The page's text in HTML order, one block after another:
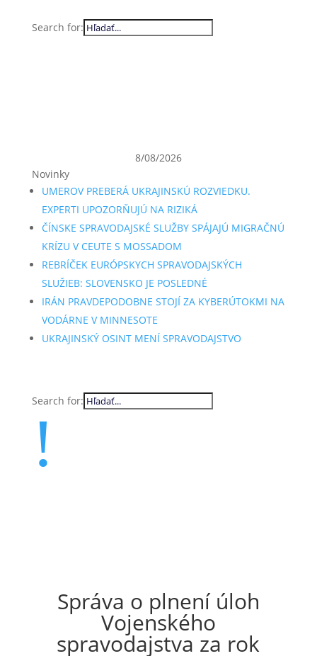
Search for:
8/08/2026
Novinky
UMEROV PREBERÁ UKRAJINSKÚ ROZVIEDKU.
EXPERTI UPOZORŇUJÚ NA RIZIKÁ
ČÍNSKE SPRAVODAJSKÉ SLUŽBY SPÁJAJÚ MIGRAČNÚ
KRÍZU V CEUTE S MOSSADOM
REBRÍČEK EURÓPSKYCH SPRAVODAJSKÝCH
SLUŽIEB: SLOVENSKO JE POSLEDNÉ
IRÁN PRAVDEPODOBNE STOJÍ ZA KYBERÚTOKMI NA
VODÁRNE V MINNESOTE
UKRAJINSKÝ OSINT MENÍ SPRAVODAJSTVO
Search for:
!
Správa o plnení úloh
Vojenského
spravodajstva za rok